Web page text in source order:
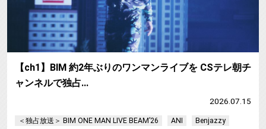
【ch1】BIM 約2年ぶりのワンマンライブを CSテレ朝チ
ャンネルで独占…
2026.07.15
＜独占放送＞ BIM ONE MAN LIVE BEAM’26 ANI
Benjazzy